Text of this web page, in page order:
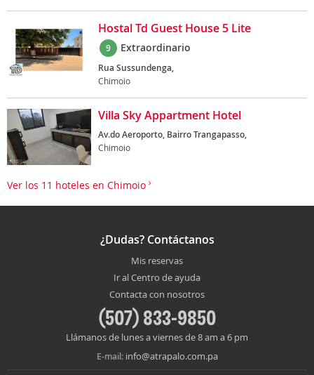
Hostal Td Guest House 5 Lite
9 Extraordinario
Rua Sussundenga,
Chimoio
Villa Sky Appartment Hotel
Av.do Aeroporto, Bairro Trangapasso,
Chimoio
Ver los 11 hoteles en Chimoio
¿Dudas? Contáctanos
Mis reservas
Ir al Centro de ayuda
Contacta con nosotros
(507) 833-9850
Llámanos de lunes a viernes de 8 am a 6 pm
E-mail: info@atrapalo.com.pa